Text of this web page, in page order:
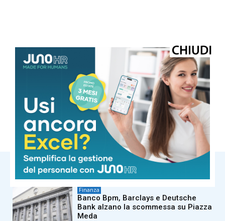
© Riproduzione riservata
TAGS adnkronos finanza
NOTIZIE CORRELATE
Finanza
Banco Bpm, Barclays e Deutsche
Bank alzano la scommessa su Piazza
Meda